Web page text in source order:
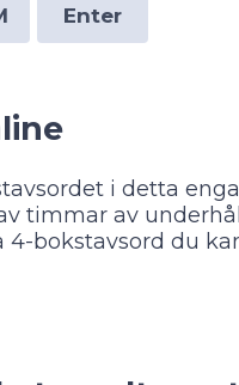
Enter
i detta
timmar av
bokstavsord du